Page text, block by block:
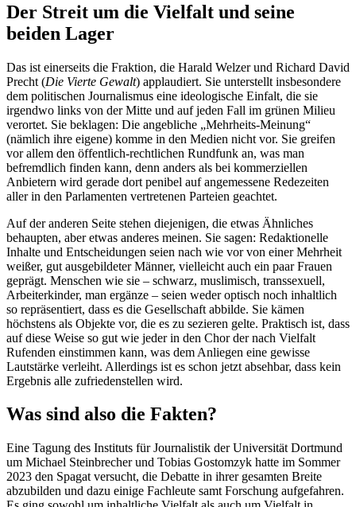
Der Streit um die Vielfalt und seine
beiden Lager
Das ist einerseits die Fraktion, die Harald Welzer und Richard David
Precht (Die Vierte Gewalt) applaudiert. Sie unterstellt insbesondere
dem politischen Journalismus eine ideologische Einfalt, die sie
irgendwo links von der Mitte und auf jeden Fall im grünen Milieu
verortet. Sie beklagen: Die angebliche „Mehrheits-Meinung“
(nämlich ihre eigene) komme in den Medien nicht vor. Sie greifen
vor allem den öffentlich-rechtlichen Rundfunk an, was man
befremdlich finden kann, denn anders als bei kommerziellen
Anbietern wird gerade dort penibel auf angemessene Redezeiten
aller in den Parlamenten vertretenen Parteien geachtet.
Auf der anderen Seite stehen diejenigen, die etwas Ähnliches
behaupten, aber etwas anderes meinen. Sie sagen: Redaktionelle
Inhalte und Entscheidungen seien nach wie vor von einer Mehrheit
weißer, gut ausgebildeter Männer, vielleicht auch ein paar Frauen
geprägt. Menschen wie sie – schwarz, muslimisch, transsexuell,
Arbeiterkinder, man ergänze – seien weder optisch noch inhaltlich
so repräsentiert, dass es die Gesellschaft abbilde. Sie kämen
höchstens als Objekte vor, die es zu sezieren gelte. Praktisch ist, dass
auf diese Weise so gut wie jeder in den Chor der nach Vielfalt
Rufenden einstimmen kann, was dem Anliegen eine gewisse
Lautstärke verleiht. Allerdings ist es schon jetzt absehbar, dass kein
Ergebnis alle zufriedenstellen wird.
Was sind also die Fakten?
Eine Tagung des Instituts für Journalistik der Universität Dortmund
um Michael Steinbrecher und Tobias Gostomzyk hatte im Sommer
2023 den Spagat versucht, die Debatte in ihrer gesamten Breite
abzubilden und dazu einige Fachleute samt Forschung aufgefahren.